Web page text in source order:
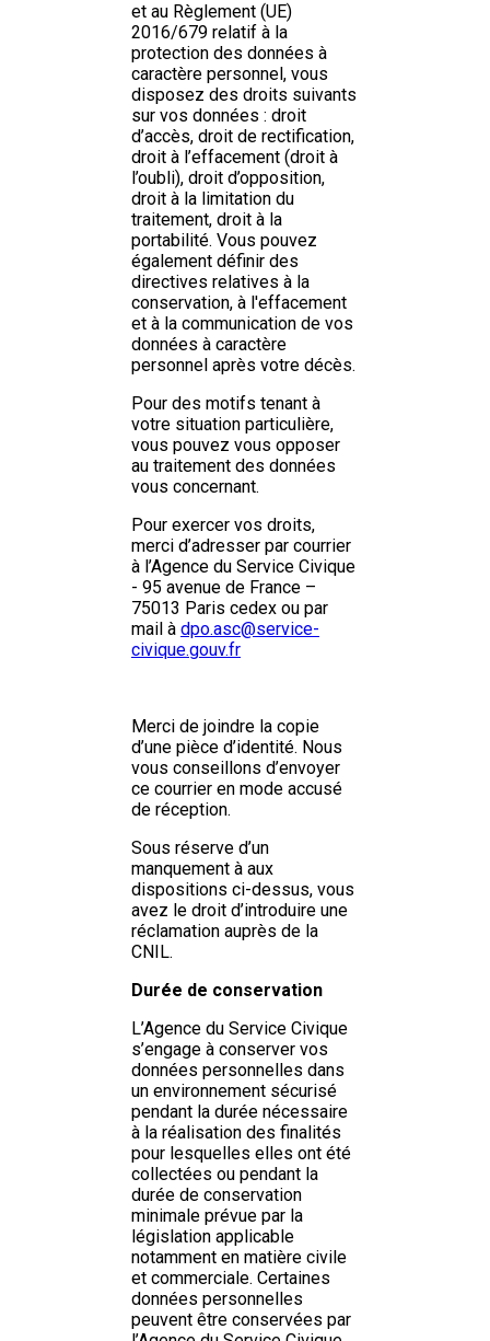
et au Règlement (UE)
2016/679 relatif à la
protection des données à
caractère personnel, vous
disposez des droits suivants
sur vos données : droit
d’accès, droit de rectification,
droit à l’effacement (droit à
l’oubli), droit d’opposition,
droit à la limitation du
traitement, droit à la
portabilité. Vous pouvez
également définir des
directives relatives à la
conservation, à l'effacement
et à la communication de vos
données à caractère
personnel après votre décès.
Pour des motifs tenant à
votre situation particulière,
vous pouvez vous opposer
au traitement des données
vous concernant.
Pour exercer vos droits,
merci d’adresser par courrier
à l’Agence du Service Civique
- 95 avenue de France –
75013 Paris cedex ou par
mail à dpo.asc@service-
civique.gouv.fr
Merci de joindre la copie
d’une pièce d’identité. Nous
vous conseillons d’envoyer
ce courrier en mode accusé
de réception.
Sous réserve d’un
manquement à aux
dispositions ci-dessus, vous
avez le droit d’introduire une
réclamation auprès de la
CNIL.
Durée de conservation
L’Agence du Service Civique
s’engage à conserver vos
données personnelles dans
un environnement sécurisé
pendant la durée nécessaire
à la réalisation des finalités
pour lesquelles elles ont été
collectées ou pendant la
durée de conservation
minimale prévue par la
législation applicable
notamment en matière civile
et commerciale. Certaines
données personnelles
peuvent être conservées par